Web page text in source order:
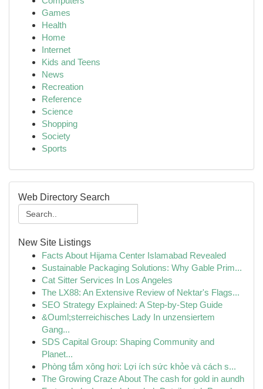
Games
Health
Home
Internet
Kids and Teens
News
Recreation
Reference
Science
Shopping
Society
Sports
Web Directory Search
New Site Listings
Facts About Hijama Center Islamabad Revealed
Sustainable Packaging Solutions: Why Gable Prim...
Cat Sitter Services In Los Angeles
The LX88: An Extensive Review of Nektar's Flags...
SEO Strategy Explained: A Step-by-Step Guide
&Ouml;sterreichisches Lady In unzensiertem
Gang...
SDS Capital Group: Shaping Community and
Planet...
Phòng tắm xông hơi: Lợi ích sức khỏe và cách s...
The Growing Craze About The cash for gold in aundh